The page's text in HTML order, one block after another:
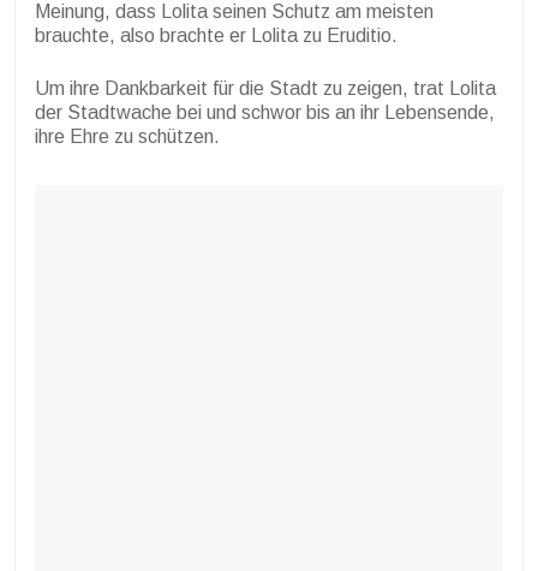
Meinung, dass Lolita seinen Schutz am meisten
brauchte, also brachte er Lolita zu Eruditio.
Um ihre Dankbarkeit für die Stadt zu zeigen, trat Lolita
der Stadtwache bei und schwor bis an ihr Lebensende,
ihre Ehre zu schützen.